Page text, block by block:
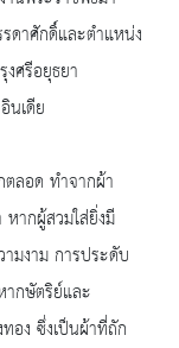
ดาศักดิ์และตำแหน่ง
งศรีอยุธยา
นเดีย
ลอด ทำจากผ้า
ากผู้สวมใส่ยิ่งมี
มงาม การประดับ
กษัตริย์และ
อง ซึ่งเป็นผ้าที่ถัก